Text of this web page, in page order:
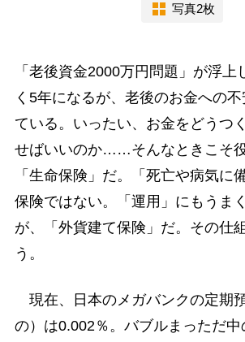
写真2枚
「老後資金2000万円問題」が浮上
く5年になるが、老後のお金への
ている。いったい、お金をどうつ
せばいいのか……そんなときこそ
「生命保険」だ。「死亡や病気に
保険ではない。「運用」にもうま
が、「外貨建て保険」だ。その仕
う。
現在、日本のメガバンクの定期
の）は0.002％。バブルまっただ中